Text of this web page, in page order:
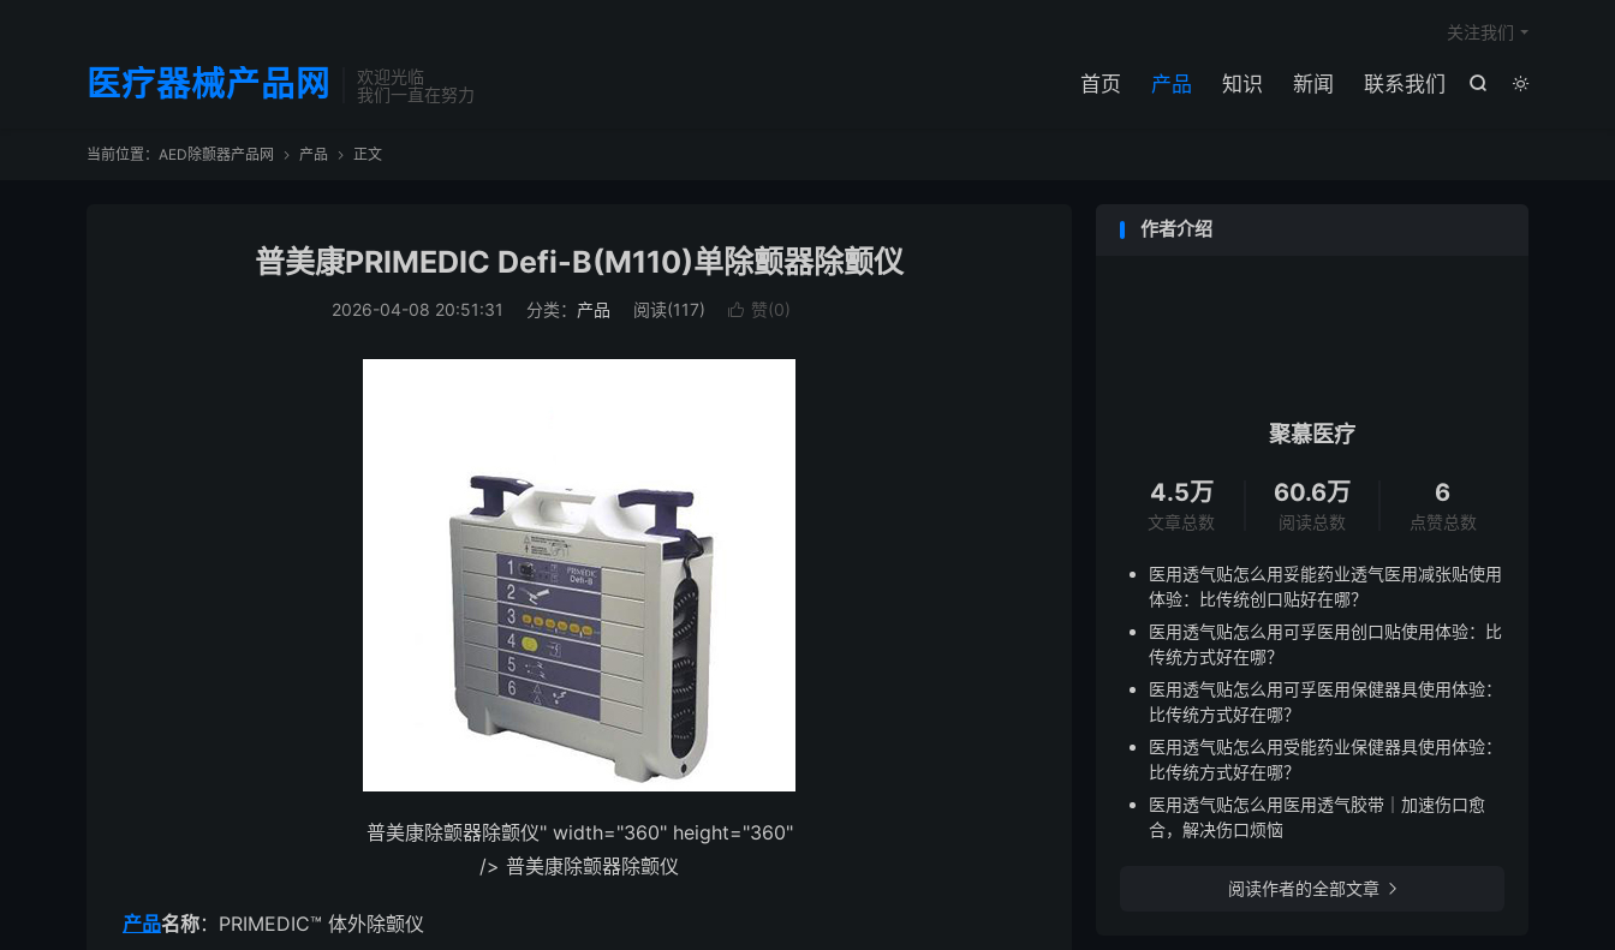
医疗器械产品网
欢迎光临
我们一直在努力


首页 产品 知识 新闻 联系我们
关注我们
当前位置： AED除颤器产品网  产品  正文
普美康PRIMEDIC Defi-B(M110)单除颤器除颤仪
2026-04-08 20:51:31 分类： 产品 阅读(117)  赞(0)
普美康除颤器除颤仪" width="360" height="360"
/> 普美康除颤器除颤仪
产品名称：PRIMEDIC™ 体外除颤仪
作者介绍
聚慕医疗
4.5万
文章总数
60.6万
阅读总数
6
点赞总数
医用透气贴怎么用妥能药业透气医用减张贴使用
体验：比传统创口贴好在哪？
医用透气贴怎么用可孚医用创口贴使用体验：比
传统方式好在哪？
医用透气贴怎么用可孚医用保健器具使用体验：
比传统方式好在哪？
医用透气贴怎么用受能药业保健器具使用体验：
比传统方式好在哪？
医用透气贴怎么用医用透气胶带｜加速伤口愈
合，解决伤口烦恼
阅读作者的全部文章 